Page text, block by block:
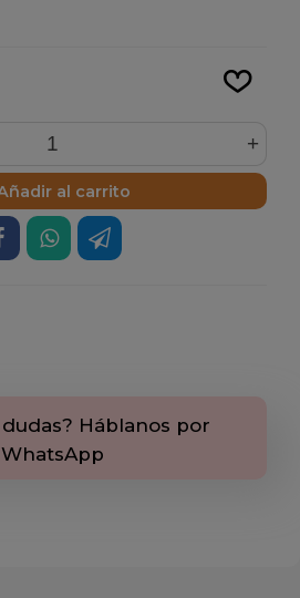
+
al carrito
dudas? Háblanos por
WhatsApp